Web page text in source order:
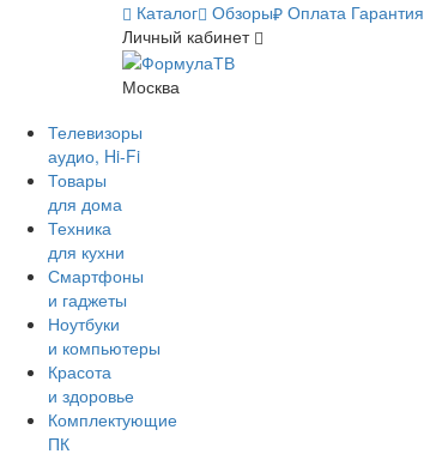
Каталог Обзоры Оплата Гарантия
Личный кабинет
Москва
Телевизоры
аудио, Hi-Fi
Товары
для дома
Техника
для кухни
Смартфоны
и гаджеты
Ноутбуки
и компьютеры
Красота
и здоровье
Комплектующие
ПК